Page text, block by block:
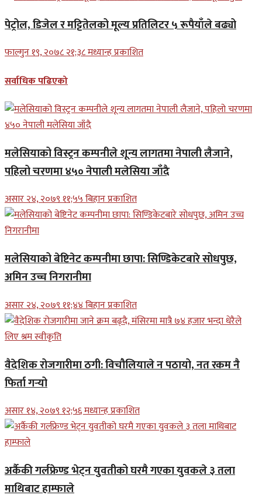
पेट्रोल, डिजेल र मट्टितेलको मूल्य प्रतिलिटर ५ रूपैयाँले बढ्यो
फाल्गुन १९, २०७८ २१;३८ मध्यान्ह प्रकाशित
सर्वाधिक पढिएको
मलेसियाको विस्ट्रन कम्पनीले शून्य लागतमा नेपाली लैजाने,
पहिलो चरणमा ४५० नेपाली मलेसिया जाँदै
असार २४, २०७९ ११;५५ बिहान प्रकाशित
मलेसियाको बेष्टिनेट कम्पनीमा छापा: सिण्डिकेटबारे सोधपुछ,
अमिन उच्च निगरानीमा
असार २४, २०७९ ११;४४ बिहान प्रकाशित
वैदेशिक रोजगारीमा ठगी: विचौलियाले न पठायो, नत रकम नै
फिर्ता गर्‍यो
असार १४, २०७९ १२;५६ मध्यान्ह प्रकाशित
अर्कैकी गर्लफ्रेण्ड भेट्न युवतीको घरमै गएका युवकले ३ तला
माथिबाट हाम्फाले